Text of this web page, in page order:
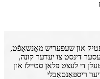
און שעפעריש מאַנשאַפֿט,
דינסט צו יעדער קונה,
די לעצט פּלאַן סטיילז און